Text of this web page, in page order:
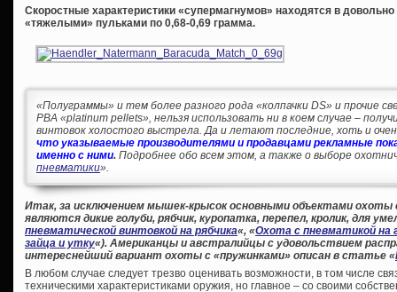
Скоростные характеристики «супермагнумов» находятся в
«тяжелыми» пульками по 0,68-0,69 грамма.
«Полуграммы» и тем более разного рода «колпачки DS» и прочие
PBA «platinum pellets», нельзя использовать ни в коем случае –
винтовок холостого выстрела. Да и летают последние, хоть и
что указываемые производителями и продавцами рекламные
именно с ними. Подробнее обо всем этом, а также о выборе
пневматики».
Итак, за исключением мышек-крысок основными объектами
являются дикие голуби, рябчик, куропатка, перепел, кролик, для
пневматической винтовкой на рябчика«, «Охота с пневматикой на
зайца и утку«). Американцы и австралийцы с удовольствием
интереснейший вариант охоты с «пружинками» описан в статье «
В любом случае следует трезво оценивать возможности, в том числе
техническими характеристиками оружия, но главное – со своими